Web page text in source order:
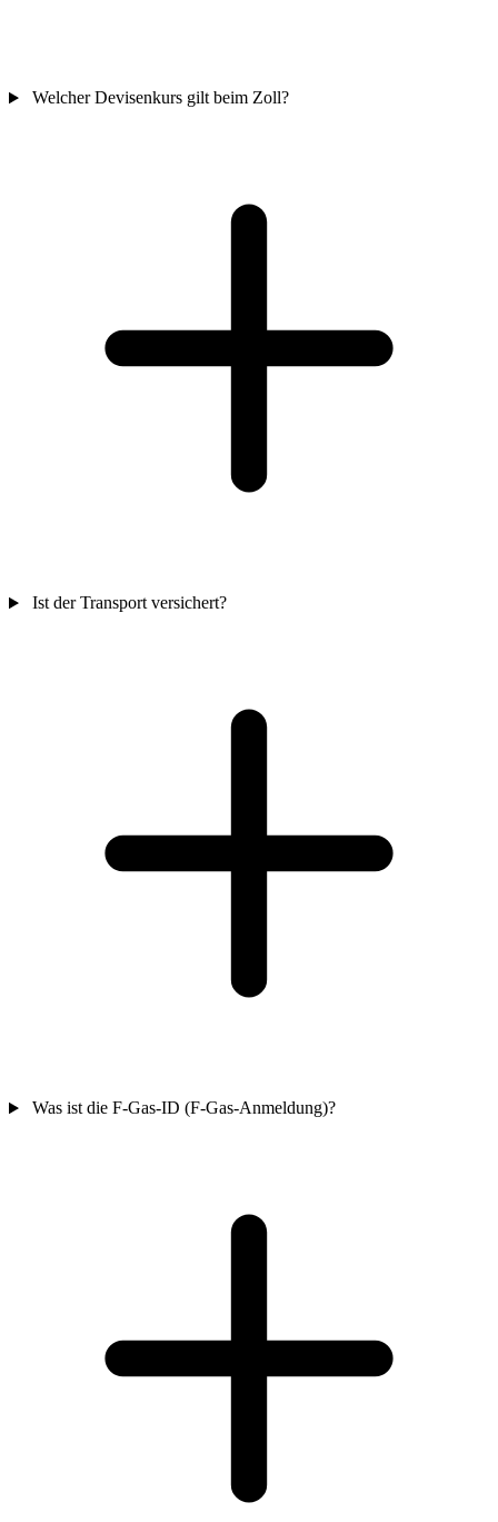
Welcher Devisenkurs gilt beim Zoll?
Ist der Transport versichert?
Was ist die F-Gas-ID (F-Gas-Anmeldung)?